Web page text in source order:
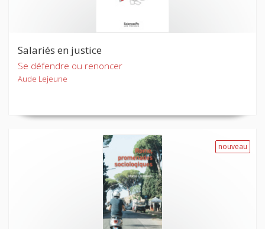
Salariés en justice
Se défendre ou renoncer
Aude Lejeune
nouveau